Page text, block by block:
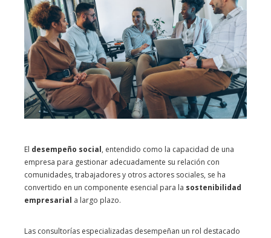
El desempeño social, entendido como la capacidad de una
empresa para gestionar adecuadamente su relación con
comunidades, trabajadores y otros actores sociales, se ha
convertido en un componente esencial para la sostenibilidad
empresarial a largo plazo.
Las consultorías especializadas desempeñan un rol destacado